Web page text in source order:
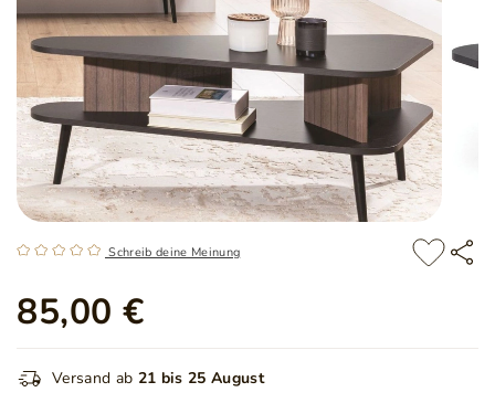
Schreib deine Meinung
85,00 €
Versand ab 21 bis 25 August